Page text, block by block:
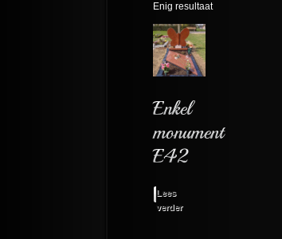
Enig resultaat
Lees
verder